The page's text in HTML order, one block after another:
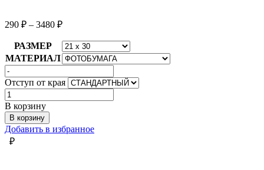
290 ₽ – 3480 ₽
РАЗМЕР
МАТЕРИАЛ
Отступ от края
Количество
товара
ЮЖНЫЙ
ПЕЙЗАЖ
В корзину
В корзину
Добавить в избранное
₽